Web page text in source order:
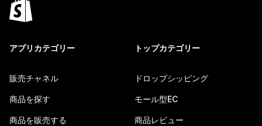
アプリカテゴリー
販売チャネル
商品を探す
商品を販売する
トップカテゴリー
ドロップシッピング
モール型EC
商品レビュー